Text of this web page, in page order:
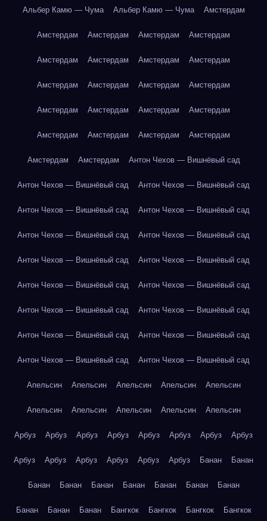
Альбер Камю — Чума Альбер Камю — Чума Амстердам
Амстердам Амстердам Амстердам Амстердам
Амстердам Амстердам Амстердам Амстердам
Амстердам Амстердам Амстердам Амстердам
Амстердам Амстердам Амстердам Амстердам
Амстердам Амстердам Амстердам Амстердам
Амстердам Амстердам Антон Чехов — Вишнёвый сад
Антон Чехов — Вишнёвый сад Антон Чехов — Вишнёвый сад
Антон Чехов — Вишнёвый сад Антон Чехов — Вишнёвый сад
Антон Чехов — Вишнёвый сад Антон Чехов — Вишнёвый сад
Антон Чехов — Вишнёвый сад Антон Чехов — Вишнёвый сад
Антон Чехов — Вишнёвый сад Антон Чехов — Вишнёвый сад
Антон Чехов — Вишнёвый сад Антон Чехов — Вишнёвый сад
Антон Чехов — Вишнёвый сад Антон Чехов — Вишнёвый сад
Антон Чехов — Вишнёвый сад Антон Чехов — Вишнёвый сад
Апельсин Апельсин Апельсин Апельсин Апельсин
Апельсин Апельсин Апельсин Апельсин Апельсин
Арбуз Арбуз Арбуз Арбуз Арбуз Арбуз Арбуз Арбуз
Арбуз Арбуз Арбуз Арбуз Арбуз Арбуз Банан Банан
Банан Банан Банан Банан Банан Банан Банан
Банан Банан Банан Бангкок Бангкок Бангкок Бангкок